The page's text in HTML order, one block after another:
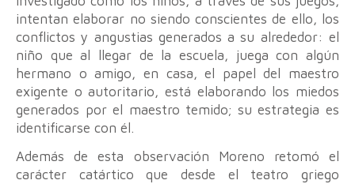
intentan elaborar no siendo conscientes de ello, los
conflictos y angustias generados a su alrededor: el
niño que al llegar de la escuela, juega con algún
hermano o amigo, en casa, el papel del maestro
exigente o autoritario, está elaborando los miedos
generados por el maestro temido; su estrategia es
identificarse con él.
Además de esta observación Moreno retomó el
carácter catártico que desde el teatro griego